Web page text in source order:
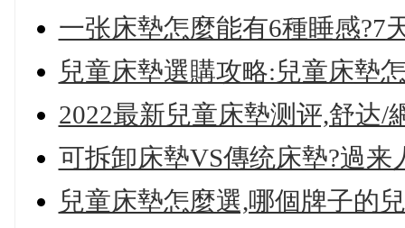
一张床墊怎麼能有6種睡感?7
兒童床墊選購攻略:兒童床墊
2022最新兒童床墊测评,舒达/
可拆卸床墊VS傳统床墊?過来
兒童床墊怎麼選,哪個牌子的